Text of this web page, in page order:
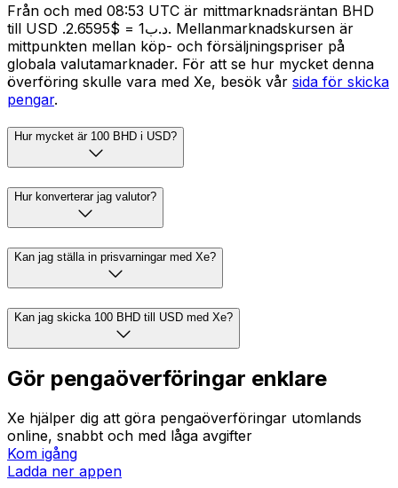
Från och med 08:53 UTC är mittmarknadsräntan BHD
till USD .د.ب1 = $2.6595. Mellanmarknadskursen är
mittpunkten mellan köp- och försäljningspriser på
globala valutamarknader. För att se hur mycket denna
överföring skulle vara med Xe, besök vår sida för skicka
pengar.
Hur mycket är 100 BHD i USD?
Hur konverterar jag valutor?
Kan jag ställa in prisvarningar med Xe?
Kan jag skicka 100 BHD till USD med Xe?
Gör pengaöverföringar enklare
Xe hjälper dig att göra pengaöverföringar utomlands
online, snabbt och med låga avgifter
Kom igång
Ladda ner appen